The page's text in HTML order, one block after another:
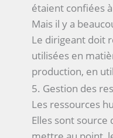
étaient confiées
Mais il y a
Le dirigeant doit
utilisées en
production, en
5. Gestion des
Les ressources
Elles sont